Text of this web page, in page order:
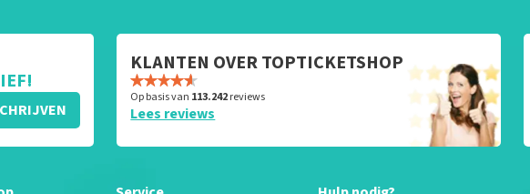
KLANTEN OVER TOPTICKETSHOP
Op basis van 113.242reviews
Lees reviews